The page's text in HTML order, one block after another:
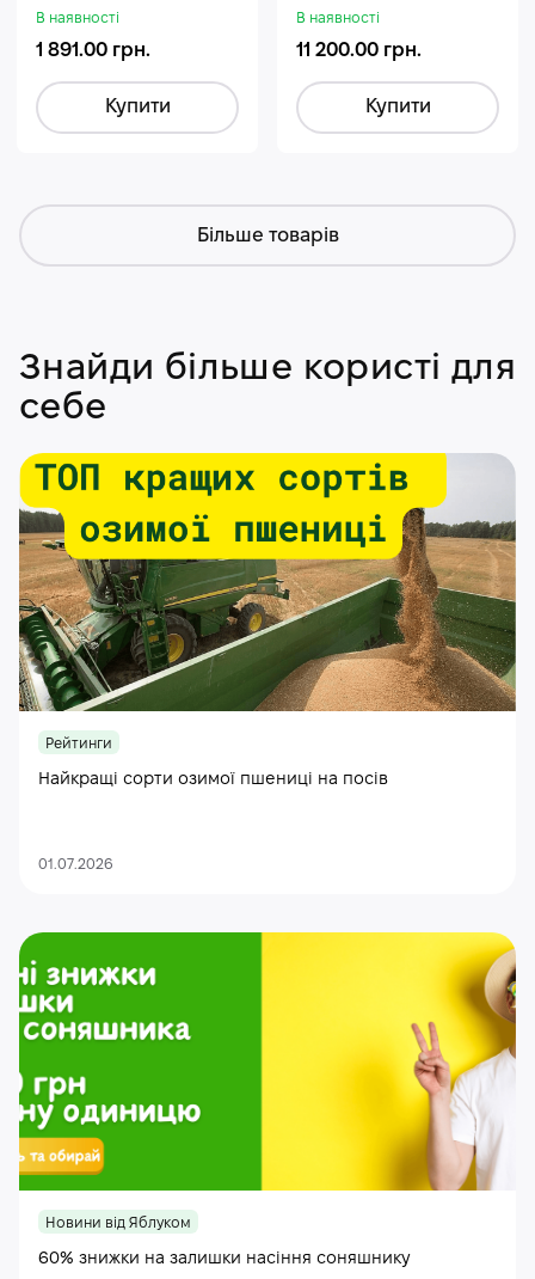
Гуміфос
В наявності
1 891.00 грн.
Купити
В наявності
11 200.00 грн.
Купити
Більше товарів
Знайди більше користі для
себе
Рейтинги
Найкращі сорти озимої пшениці на посів
01.07.2026
Новини від Яблуком
60% знижки на залишки насіння соняшнику